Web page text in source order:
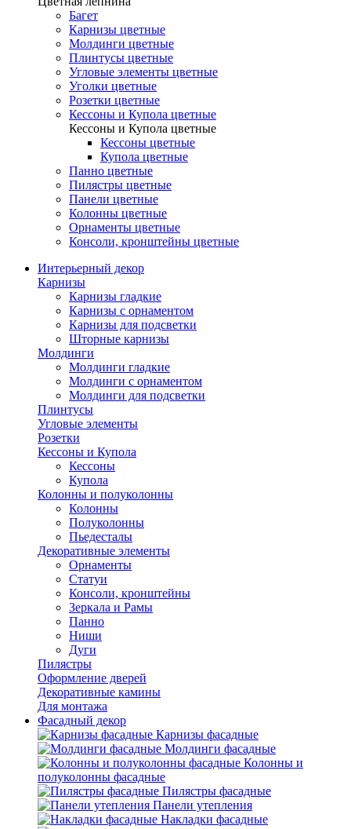
Багет
Карнизы цветные
Молдинги цветные
Плинтусы цветные
Угловые элементы цветные
Уголки цветные
Розетки цветные
Кессоны и Купола цветные
Кессоны и Купола цветные
Кессоны цветные
Купола цветные
Панно цветные
Пилястры цветные
Панели цветные
Колонны цветные
Орнаменты цветные
Консоли, кронштейны цветные
Интерьерный декор
Карнизы
Карнизы гладкие
Карнизы с орнаментом
Карнизы для подсветки
Шторные карнизы
Молдинги
Молдинги гладкие
Молдинги с орнаментом
Молдинги для подсветки
Плинтусы
Угловые элементы
Розетки
Кессоны и Купола
Кессоны
Купола
Колонны и полуколонны
Колонны
Полуколонны
Пьедесталы
Декоративные элементы
Орнаменты
Статуи
Консоли, кронштейны
Зеркала и Рамы
Панно
Ниши
Дуги
Пилястры
Оформление дверей
Декоративные камины
Для монтажа
Фасадный декор
Карнизы фасадные
Молдинги фасадные
Колонны и
полуколонны фасадные
Пилястры фасадные
Панели утепления
Накладки фасадные